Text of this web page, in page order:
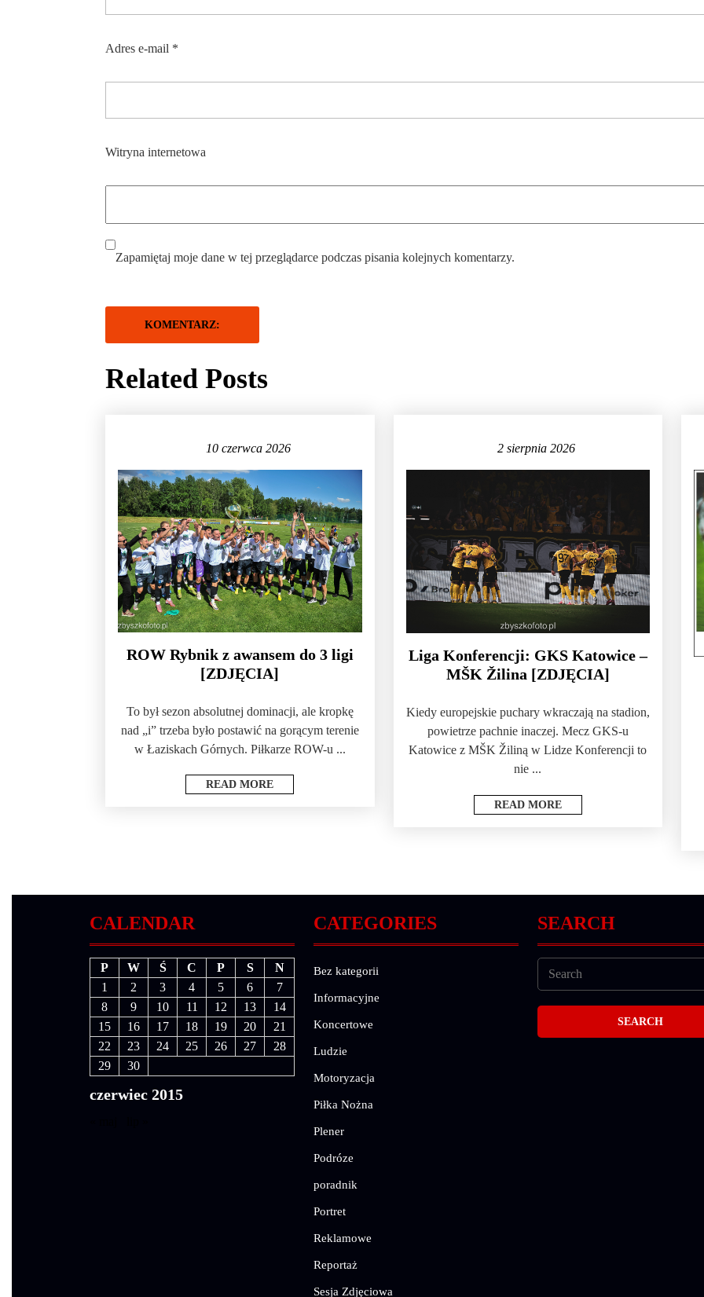
Adres e-mail *
Witryna internetowa
Zapamiętaj moje dane w tej przeglądarce podczas pisania kolejnych komentarzy.
Related Posts
10 czerwca 2026
ROW Rybnik z awansem do 3 ligi
[ZDJĘCIA]
To był sezon absolutnej dominacji, ale kropkę
nad „i” trzeba było postawić na gorącym terenie
w Łaziskach Górnych. Piłkarze ROW-u ...
READ MORE
2 sierpnia 2026
Liga Konferencji: GKS Katowice –
MŠK Žilina [ZDJĘCIA]
Kiedy europejskie puchary wkraczają na stadion,
powietrze pachnie inaczej. Mecz GKS-u
Katowice z MŠK Žiliną w Lidze Konferencji to
nie ...
READ MORE
CALENDAR
czerwiec 2015
P W Ś C P S
N
1
2 3 4 5 6
7
8
9 10 11 12 13
14
15
16 17 18 19 20
21
22
23 24 25 26 27
28
29
30
CATEGORIES
Bez kategorii
Informacyjne
Koncertowe
Ludzie
Motoryzacja
Piłka Nożna
Plener
Podróze
poradnik
Portret
Reklamowe
Reportaż
Sesja Zdjęciowa
SEARCH